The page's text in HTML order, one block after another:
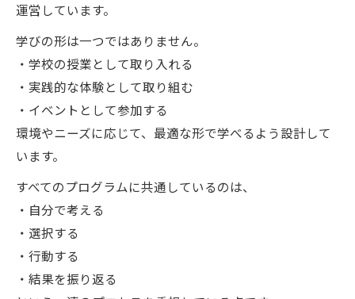
運営しています。
学びの形は一つではありません。
・学校の授業として取り入れる
・実践的な体験として取り組む
・イベントとして参加する
環境やニーズに応じて、最適な形で学べるよう設計して
います。
すべてのプログラムに共通しているのは、
・自分で考える
・選択する
・行動する
・結果を振り返る